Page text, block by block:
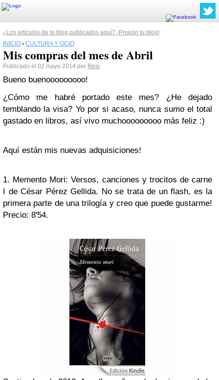
¿Los artículos de tu blog publicados aquí? ¡Propón tu blog!
INICIO › CULTURA Y OCIO
Mis compras del mes de Abril
Publicado el 02 mayo 2014 por Resi
Bueno buenooooooooo!
¿Cómo me habré portado este mes? ¿He dejado
temblando la visa? Yo por si acaso, nunca sumo el total
gastado en libros, así vivo muchooooooooo más feliz :)
Aquí están mis nuevas adquisiciones!
1. Memento Mori: Versos, canciones y trocitos de carne
I de César Pérez Gellida. No se trata de un flash, es la
primera parte de una trilogía y creo que puede gustarme!
Precio: 8'54.